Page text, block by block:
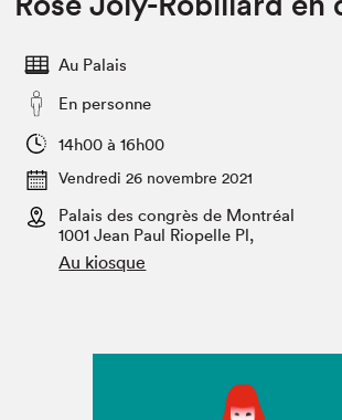
Espace médias
Espace exposant⋅e⋅s
Vidéos et Balados
Club de lecture Braindate
Édition 2022
Planifier sa visite
Projets partenaires 2022
Archives
Au Palais
En personne
14h00 à 16h00
Vendredi 26 novembre 2021
Palais des congrès de Montréal
1001 Jean Paul Riopelle Pl,
Au kiosque